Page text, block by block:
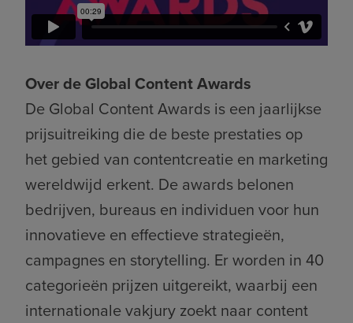
Over de Global Content Awards
De Global Content Awards is een jaarlijkse
prijsuitreiking die de beste prestaties op
het gebied van contentcreatie en marketing
wereldwijd erkent. De awards belonen
bedrijven, bureaus en individuen voor hun
innovatieve en effectieve strategieën,
campagnes en storytelling. Er worden in 40
categorieën prijzen uitgereikt, waarbij een
internationale vakjury zoekt naar content